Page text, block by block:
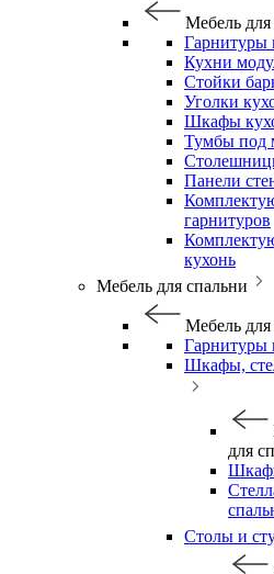
Мебель
Гарнитуры
Кухни
Стойки
Уголки
Шкафы
Тумбы под
Панели
гарнитуров
кухонь
Мебель для спальни
Мебель для
Гарнитуры
Шкафы,
для
Столы и